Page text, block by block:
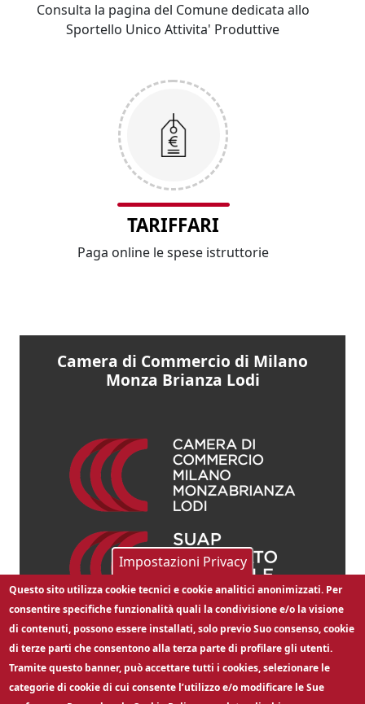
Consulta la pagina del Comune dedicata allo
Sportello Unico Attivita' Produttive
TARIFFARI
Paga online le spese istruttorie
Camera di Commercio di Milano
Monza Brianza Lodi
Social
Impostazioni Privacy
Questo sito utilizza cookie tecnici e cookie analitici anonimizzati. Per
consentire specifiche funzionalità quali la condivisione e/o la visione
di contenuti, possono essere installati, solo previo Suo consenso, cookie
di terze parti che consentono alla terza parte di profilare gli utenti.
Tramite questo banner, può accettare tutti i cookies, selezionare le
categorie di cookie di cui consente l’utilizzo e/o modificare le Sue